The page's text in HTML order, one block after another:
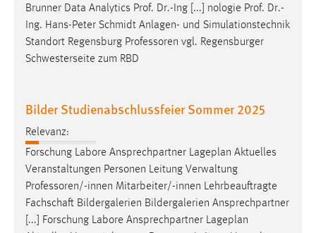
Brunner Data Analytics Prof. Dr.-Ing [...] nologie Prof. Dr.-
Ing. Hans-Peter Schmidt Anlagen- und Simulationstechnik
Standort Regensburg Professoren vgl. Regensburger
Schwesterseite zum RBD
Bilder Studienabschlussfeier Sommer 2025
Relevanz:
Forschung Labore Ansprechpartner Lageplan Aktuelles
Veranstaltungen Personen Leitung Verwaltung
Professoren/-innen Mitarbeiter/-innen Lehrbeauftragte
Fachschaft Bildergalerien Bildergalerien Ansprechpartner
[...] Forschung Labore Ansprechpartner Lageplan